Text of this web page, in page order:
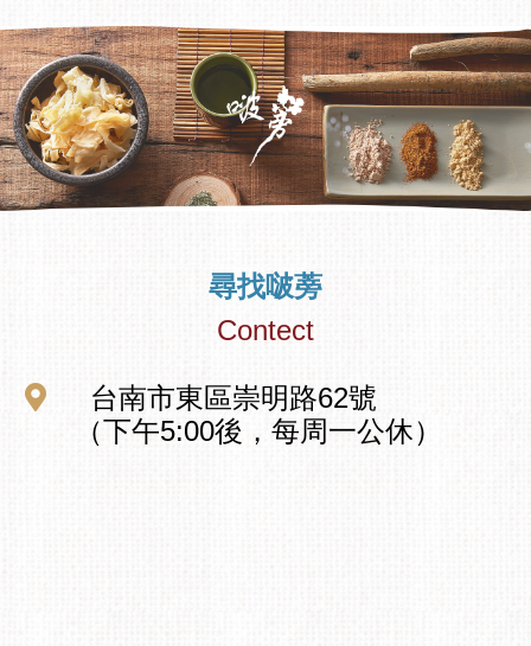
尋找啵蒡
Contect
台南市東區崇明路62號
（下午5:00後，每周一公休）